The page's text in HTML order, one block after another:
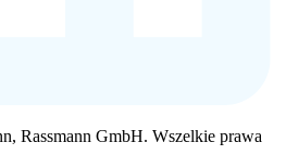
Rassmann GmbH. Wszelkie prawa